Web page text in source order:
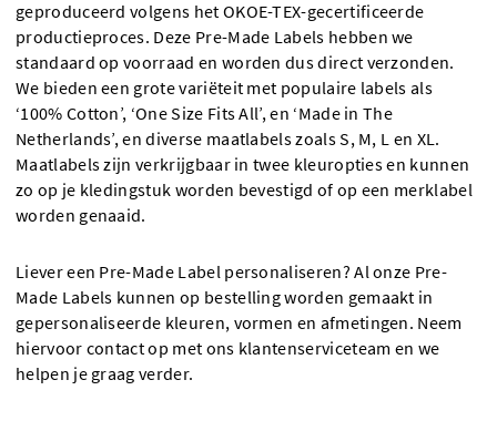
geproduceerd volgens het OKOE-TEX-gecertificeerde
productieproces. Deze Pre-Made Labels hebben we
standaard op voorraad en worden dus direct verzonden.
We bieden een grote variëteit met populaire labels als
‘100% Cotton’, ‘One Size Fits All’, en ‘Made in The
Netherlands’, en diverse maatlabels zoals S, M, L en XL.
Maatlabels zijn verkrijgbaar in twee kleuropties en kunnen
zo op je kledingstuk worden bevestigd of op een merklabel
worden genaaid.
Liever een Pre-Made Label personaliseren? Al onze Pre-
Made Labels kunnen op bestelling worden gemaakt in
gepersonaliseerde kleuren, vormen en afmetingen. Neem
hiervoor contact op met ons klantenserviceteam en we
helpen je graag verder.